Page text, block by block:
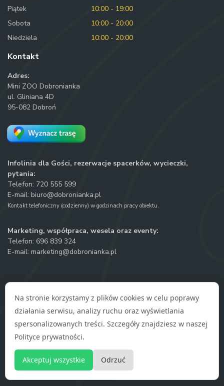
Piątek
10:00 - 19:00
Sobota
10:00 - 20:00
Niedziela
10:00 - 20:00
Kontakt
Adres:
Mini ZOO Dobronianka
ul. Gliniana 4D
95-082 Dobroń
Infolinia dla Gości, rezerwacje spacerków, wycieczki,
pytania:
Telefon: 720 555 599
E-mail: biuro@dobronianka.pl
Kontakt telefoniczny (codzienny) w godzinach pracy obiektu.
Marketing, współpraca, wesela oraz eventy:
Telefon: 696 839 324
E-mail: marketing@dobronianka.pl
Polityka prywatności
Regulamin zakupów on-line
Regulamin obiektu
Mapa obiektu
4.7
4755 opinii
Na stronie korzystamy z plików cookies w celu poprawy
działania serwisu, analizy ruchu oraz wyświetlania
spersonalizowanych treści. Szczegóły znajdziesz w naszej
Polityce prywatności.
Akceptuj wszystkie Odrzuć